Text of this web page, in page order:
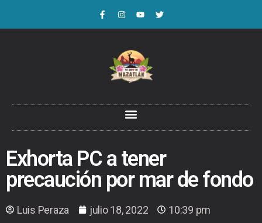
Exhorta PC a tener
precaución por mar de fondo
Luis Peraza julio 18, 2022 10:39 pm